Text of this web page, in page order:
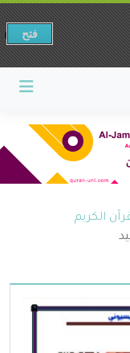
الكريم
فتح